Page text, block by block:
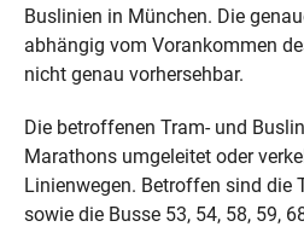
Buslinien in München. Die
abhängig vom Vorankommen
nicht genau vorhersehbar.
Die betroffenen Tram- und
Marathons umgeleitet oder
Linienwegen. Betroffen sind die
sowie die Busse 53, 54, 58, 59,